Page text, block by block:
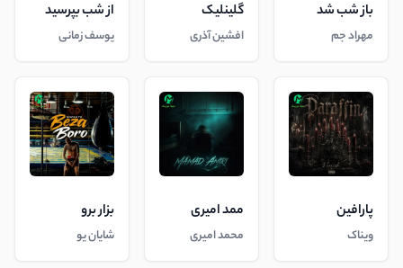
باز شب شد
مهراد جم
گلینلیک
افشین آذری
از شب بپرسید
یوسف زمانی
پارافین
ویناک
ممد امیری
محمد امیری
بزار برو
شایان یو